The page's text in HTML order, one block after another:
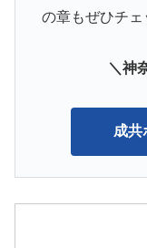
の章もぜひチェ
＼神
成共